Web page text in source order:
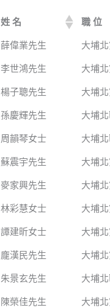
姓 名 職 位
薛偉業先生 大埔
李世鴻先生 大埔
楊子聰先生 大埔
孫慶輝先生 大埔
周韻琴女士 大埔
蘇震宇先生 大埔
麥家興先生 大埔
林彩慧女士 大埔
譚建昕女士 大埔
龐漢民先生 大埔
朱景玄先生 大埔
陳榮佳先生 大埔